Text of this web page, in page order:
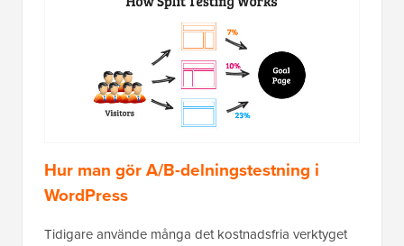
Hur man gör A/B-delningstestning i
WordPress
Tidigare använde många det kostnadsfria verktyget